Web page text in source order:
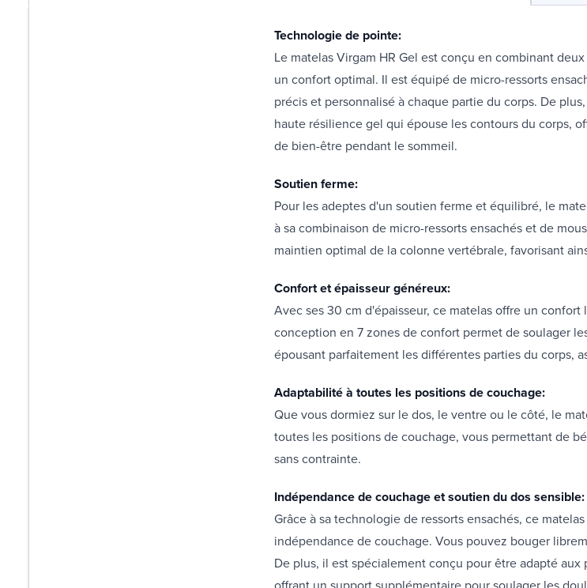
Technologie de pointe:
Le matelas Virgam HR Gel est conçu en combinant
un confort optimal. Il est équipé de micro-ressorts
précis et personnalisé à chaque partie du corps. De
haute résilience gel qui épouse les contours du corps,
de bien-être pendant le sommeil.
Soutien ferme:
Pour les adeptes d'un soutien ferme et équilibré, le
à sa combinaison de micro-ressorts ensachés et de
maintien optimal de la colonne vertébrale, favorisant
Confort et épaisseur généreux:
Avec ses 30 cm d'épaisseur, ce matelas offre un
conception en 7 zones de confort permet de soulager
épousant parfaitement les différentes parties du corps,
Adaptabilité à toutes les positions de couchage:
Que vous dormiez sur le dos, le ventre ou le côté, le
toutes les positions de couchage, vous permettant de
sans contrainte.
Indépendance de couchage et soutien du dos sensible:
Grâce à sa technologie de ressorts ensachés, ce
indépendance de couchage. Vous pouvez bouger
De plus, il est spécialement conçu pour être adapté aux